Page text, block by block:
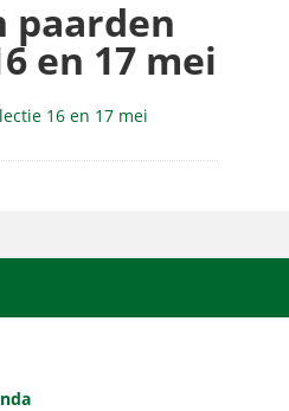
paarden
en 17 mei
16 en 17 mei